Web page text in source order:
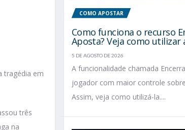
tragédia em
três
na
COMO APOSTAR
Como funciona o recurso
Aposta? Veja como
5 DE AGOSTO DE 2026
A funcionalidade chamada
jogador com maior controle
Assim, veja como utilizá-la....